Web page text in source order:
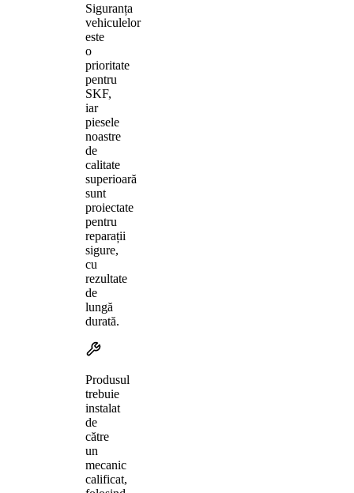
Siguranța
vehiculelor
este
o
prioritate
pentru
SKF,
iar
piesele
noastre
de
calitate
superioară
sunt
proiectate
pentru
reparații
sigure,
cu
rezultate
de
lungă
durată.
Produsul
trebuie
instalat
de
către
un
mecanic
calificat,